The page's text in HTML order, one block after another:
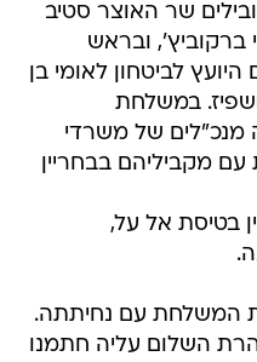
שר האוצר סטיב
ברקוביץ', ובראש
לביטחון לאומי בן
במשלחת
של משרדי
מקביליהם בבחריין
בטיסת אל על,
המשלחת עם נחיתתה.
השלום עליה חתמנו